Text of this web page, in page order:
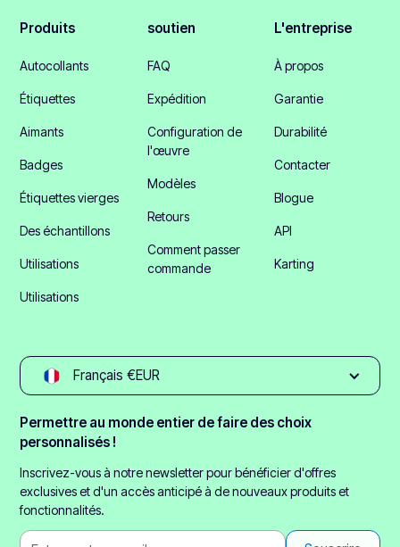
Produits
Autocollants
Étiquettes
Aimants
Badges
Étiquettes vierges
Des échantillons
Utilisations
Utilisations
soutien
FAQ
Expédition
Configuration de
l'œuvre
Modèles
Retours
Comment passer
commande
L'entreprise
À propos
Garantie
Durabilité
Contacter
Blogue
API
Karting
Français €EUR
Permettre au monde entier de faire des choix
personnalisés !
Inscrivez-vous à notre newsletter pour bénéficier d'offres
exclusives et d'un accès anticipé à de nouveaux produits et
fonctionnalités.